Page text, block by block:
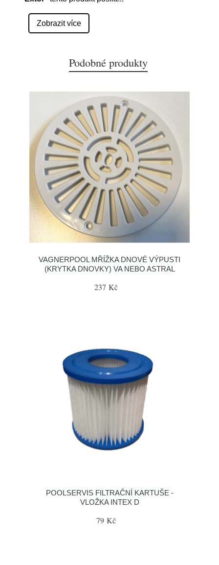
Zobrazit více
Podobné produkty
VAGNERPOOL MŘÍŽKA DNOVÉ VÝPUSTI
(KRYTKA DNOVKY) VA NEBO ASTRAL
237 Kč
POOLSERVIS FILTRAČNÍ KARTUŠE -
VLOŽKA INTEX D
79 Kč